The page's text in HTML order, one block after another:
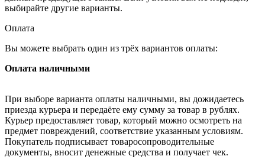
выбирайте другие варианты.
Оплата
Вы можете выбрать один из трёх вариантов оплаты:
Оплата наличными
При выборе варианта оплаты наличными, вы дожидаетесь
приезда курьера и передаёте ему сумму за товар в рублях.
Курьер предоставляет товар, который можно осмотреть на
предмет повреждений, соответствие указанным условиям.
Покупатель подписывает товаросопроводительные
документы, вносит денежные средства и получает чек.